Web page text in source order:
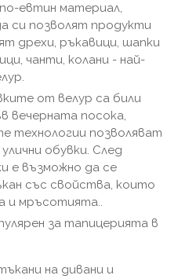
евтин материал,
си позволят продукти
дрехи, ръкавици, шапки
чанти, колани - най-
от велур са били
вечерната посока,
технологии позволяват
обувки. След
е възможно да се
със свойства, които
и мръсотията..
за тапицерията в
на дивани и